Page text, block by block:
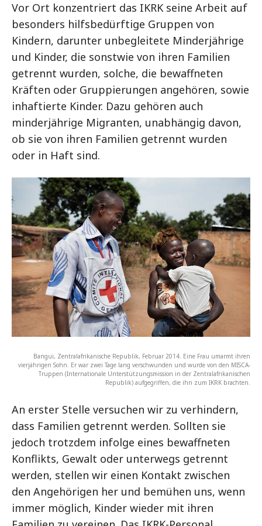
Vor Ort konzentriert das IKRK seine Arbeit auf
besonders hilfsbedürftige Gruppen von
Kindern, darunter unbegleitete Minderjährige
und Kinder, die sonstwie von ihren Familien
getrennt wurden, solche, die bewaffneten
Kräften oder Gruppierungen angehören, sowie
inhaftierte Kinder. Dazu gehören auch
minderjährige Migranten, unabhängig davon,
ob sie von ihren Familien getrennt wurden
oder in Haft sind.
Bangui, Zentralafrikanische Republik, Februar 2014. Eine Frau umarmt ihren
vierjährigen Sohn. Er war zwei Tage lang verschwunden und wurde von den MISCA-
Truppen (Internationale Unterstützungsmission in der Zentralafrikanischen
Republik) aufgegriffen, die ihn zum IKRK brachten.
An erster Stelle versuchen wir zu verhindern,
dass Familien getrennt werden. Sollten sie
jedoch trotzdem infolge eines bewaffneten
Konflikts, Gewalt oder unterwegs getrennt
werden, stellen wir einen Kontakt zwischen
den Angehörigen her und bemühen uns, wenn
immer möglich, Kinder wieder mit ihren